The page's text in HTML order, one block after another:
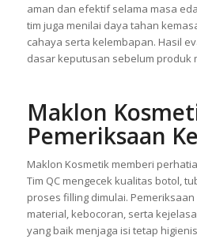
aman dan efektif selama masa
tim juga menilai daya tahan
cahaya serta kelembapan. Hasil
dasar keputusan sebelum produk
Maklon
Pemeriksaan
Maklon Kosmetik memberi
Tim QC mengecek kualitas botol,
proses filling dimulai.
material, kebocoran, serta
yang baik menjaga isi tetap